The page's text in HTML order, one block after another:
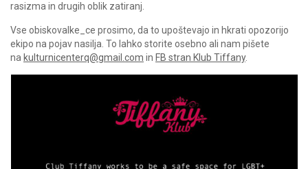
rasizma in drugih oblik zatiranj.
Vse obiskovalke_ce prosimo, da to upoštevajo in hkrati opozorijo
ekipo na pojav nasilja. To lahko storite osebno ali nam pišete
na kulturnicenterq@gmail.com in FB stran Klub Tiffany.